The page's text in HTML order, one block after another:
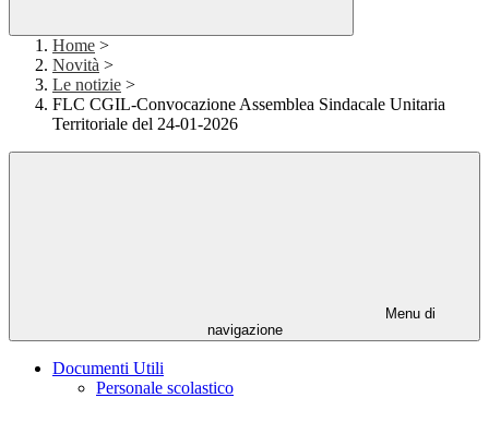
Home >
Novità >
Le notizie >
FLC CGIL-Convocazione Assemblea Sindacale Unitaria
Territoriale del 24-01-2026
Menu di
navigazione
Documenti Utili
Personale scolastico